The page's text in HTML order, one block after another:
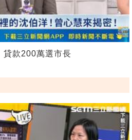
款200萬選市長